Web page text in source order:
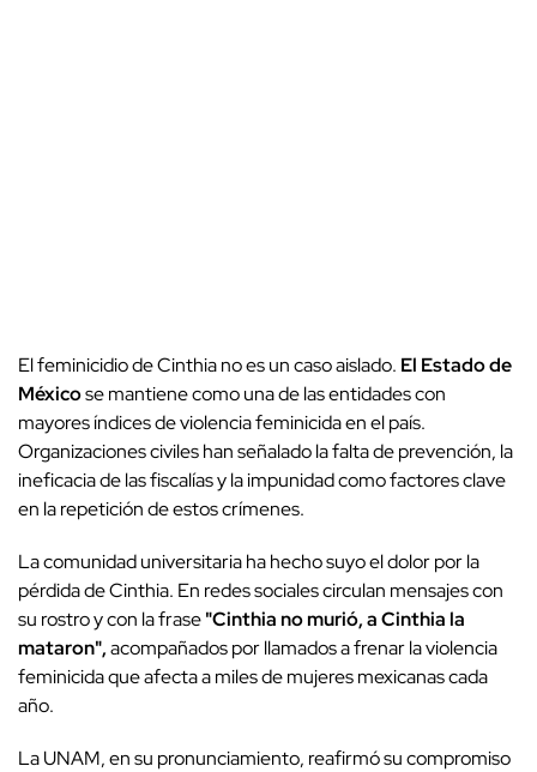
El feminicidio de Cinthia no es un caso aislado. El Estado de
Méxicose mantiene como una de las entidades con
mayores índices de violencia feminicida en el país.
Organizaciones civiles han señalado la falta de prevención, la
ineficacia de las fiscalías y la impunidad como factores clave
en la repetición de estos crímenes.
La comunidad universitaria ha hecho suyo el dolor por la
pérdida de Cinthia. En redes sociales circulan mensajes con
su rostro y con la frase"Cinthia no murió, a Cinthia la
mataron",acompañados por llamados a frenar la violencia
feminicida que afecta a miles de mujeres mexicanas cada
año.
La UNAM, en su pronunciamiento, reafirmó su compromiso